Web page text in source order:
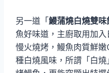
另一道「 鰻蒲燒白燒雙味
魚好味道，主廚取用加
慢火燒烤，鰻魚肉質鮮
種白燒風味，所謂「白